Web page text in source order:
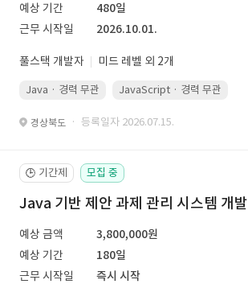
예상 기간
480일
근무 시작일
2026.10.01.
풀스택 개발자 미드 레벨 외 2개
Java · 경력 무관 JavaScript · 경력 무관
경상북도 · 등록일자 2026.07.15.
🕒 기간제 모집 중
Java 기반 제안 과제 관리 시스템 개발
예상 금액
3,800,000원
예상 기간
180일
근무 시작일
즉시 시작